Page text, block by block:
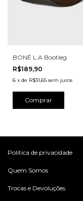
BONÉ L.A Bootleg
R$189,90
6 x de R$31,65 sem juros
Comprar
Politica de privacidade
Quem Somos
Trocas e Devoluções